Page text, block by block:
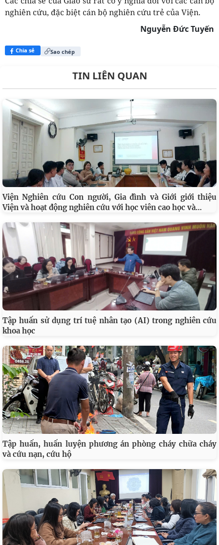
nghiên cứu, đặc biệt cán bộ nghiên cứu trẻ của Viện.
Nguyễn Đức Tuyến
Chia sẻ Sao chép
TIN LIÊN QUAN
Viện Nghiên cứu Con người, Gia đình và Giới giới thiệu
Viện và hoạt động nghiên cứu với học viên cao học và…
Tập huấn sử dụng trí tuệ nhân tạo (AI) trong nghiên cứu
khoa học
Tập huấn, huấn luyện phương án phòng cháy chữa cháy
và cứu nạn, cứu hộ